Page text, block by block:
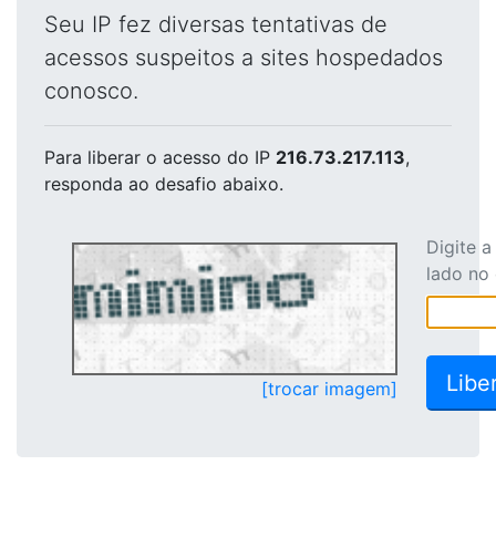
Seu IP fez diversas tentativas de
acessos suspeitos a sites hospedados
conosco.
Para liberar o acesso do IP 216.73.217.113,
responda ao desafio abaixo.
[trocar imagem]
Digite
lado no